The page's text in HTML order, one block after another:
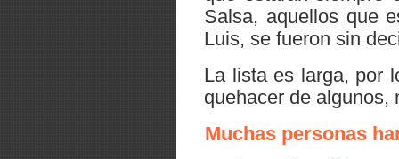
Salsa, aquellos que
Luis, se fueron sin
La lista es larga, por
quehacer de algunos,
Muchas personas